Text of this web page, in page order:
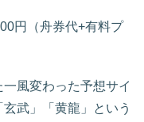
円（舟券代+有料プ
風変わった予想サイ
武」「黄龍」という